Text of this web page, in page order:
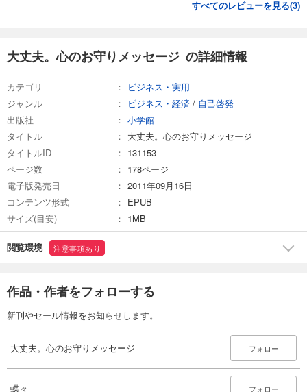
すべてのレビューを見る(3)
大丈夫。心のお守りメッセージ の詳細情報
カテゴリ
ビジネス・実用
ジャンル
ビジネス・経済 / 自己啓発
出版社
小学館
タイトル
大丈夫。心のお守りメッセージ
タイトルID
131153
ページ数
178ページ
電子版発売日
2011年09月16日
コンテンツ形式
EPUB
サイズ(目安)
1MB
閲覧環境 注意事項あり
作品・作者をフォローする
新刊やセール情報をお知らせします。
大丈夫。心のお守りメッセージ フォロー
蝶々 フォロー